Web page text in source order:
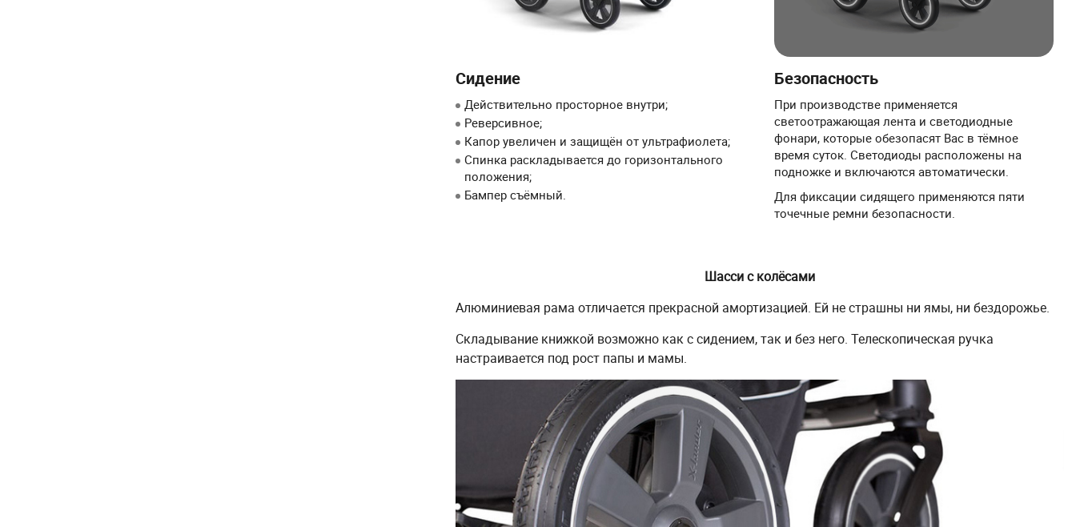
Сидение
Действительно просторное внутри;
Реверсивное;
Капор увеличен и защищён от ультрафиолета;
Спинка раскладывается до горизонтального
положения;
Бампер съёмный.
Безопасность
При производстве применяется
светоотражающая лента и светодиодные
фонари, которые обезопасят Вас в тёмное
время суток. Светодиоды расположены на
подножке и включаются автоматически.
Для фиксации сидящего применяются пяти
точечные ремни безопасности.
Шасси с колёсами
Алюминиевая рама отличается прекрасной амортизацией. Ей не страшны ни ямы, ни бездорожье.
Складывание книжкой возможно как с сидением, так и без него. Телескопическая ручка
настраивается под рост папы и мамы.